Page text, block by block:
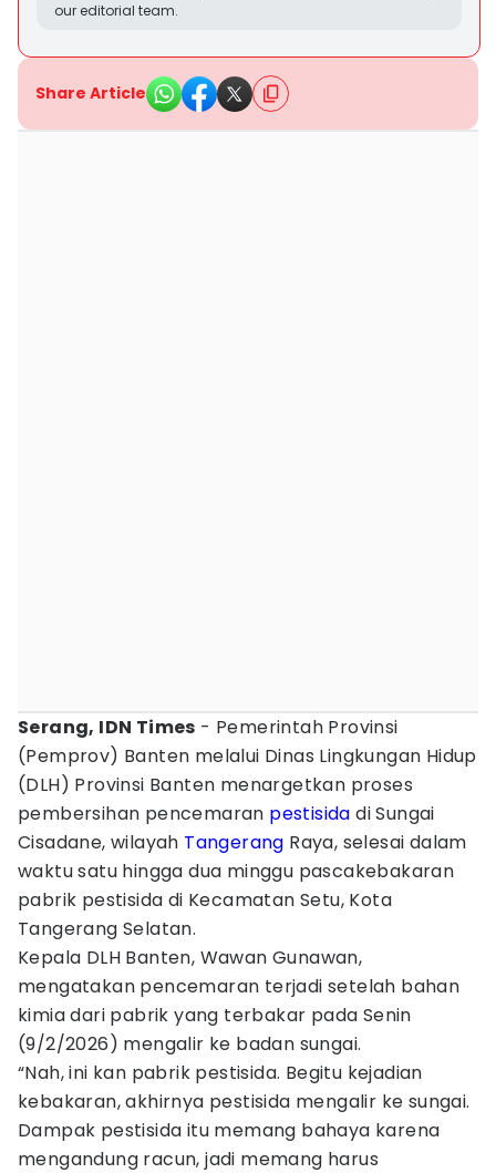
our editorial team.
Share Article
Serang, IDN Times - Pemerintah Provinsi
(Pemprov) Banten melalui Dinas Lingkungan Hidup
(DLH) Provinsi Banten menargetkan proses
pembersihan pencemaran pestisida di Sungai
Cisadane, wilayah Tangerang Raya, selesai dalam
waktu satu hingga dua minggu pascakebakaran
pabrik pestisida di Kecamatan Setu, Kota
Tangerang Selatan.
Kepala DLH Banten, Wawan Gunawan,
mengatakan pencemaran terjadi setelah bahan
kimia dari pabrik yang terbakar pada Senin
(9/2/2026) mengalir ke badan sungai.
“Nah, ini kan pabrik pestisida. Begitu kejadian
kebakaran, akhirnya pestisida mengalir ke sungai.
Dampak pestisida itu memang bahaya karena
mengandung racun, jadi memang harus